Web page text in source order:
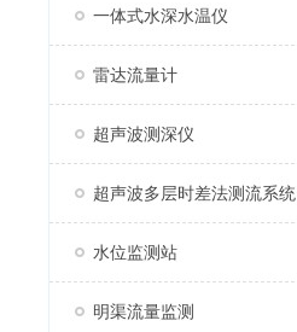
一体式水深水温仪
雷达流量计
超声波测深仪
超声波多层时差法测流系统
水位监测站
明渠流量监测